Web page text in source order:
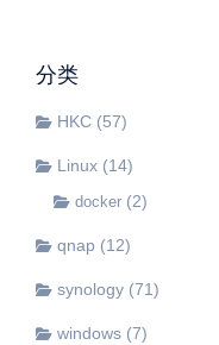
分类
HKC (57)
Linux (14)
docker (2)
qnap (12)
synology (71)
windows (7)